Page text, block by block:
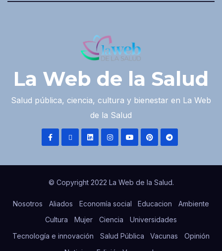
La Web de la Salud
Salud pública, ciencia, cultura y bienestar en La Web
de la Salud
© Copyright 2022 La Web de la Salud.
Nosotros Aliados Economía social Educacion
Ambiente
Cultura
Mujer Ciencia
Universidades
Tecnología e innovación
Salud Pública Vacunas
Opinión